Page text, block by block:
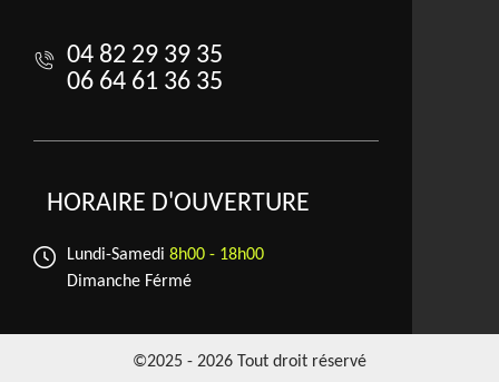
04 82 29 39 35
06 64 61 36 35
HORAIRE D'OUVERTURE
Lundi-Samedi 8h00 - 18h00
Dimanche Férmé
©2025 - 2026 Tout droit réservé